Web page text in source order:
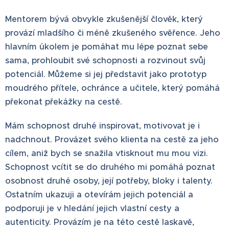
Mentorem bývá obvykle zkušenější člověk, který
provází mladšího či méně zkušeného svěřence. Jeho
hlavním úkolem je pomáhat mu lépe poznat sebe
sama, prohloubit své schopnosti a rozvinout svůj
potenciál. Můžeme si jej představit jako prototyp
moudrého přítele, ochránce a učitele, který pomáhá
překonat překážky na cestě.
Mám schopnost druhé inspirovat, motivovat je i
nadchnout. Provázet svého klienta na cestě za jeho
cílem, aniž bych se snažila vtisknout mu mou vizi.
Schopnost vcítit se do druhého mi pomáhá poznat
osobnost druhé osoby, její potřeby, bloky i talenty.
Ostatním ukazuji a otevírám jejich potenciál a
podporuji je v hledání jejich vlastní cesty a
autenticity. Provázím je na této cestě laskavě,